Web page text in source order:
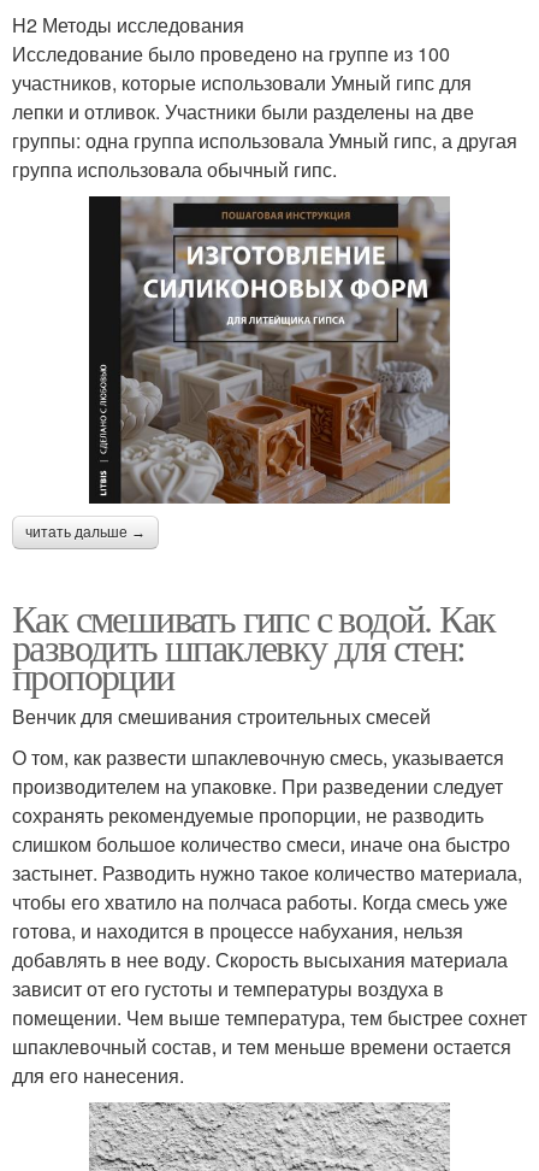
H2 Методы исследования
Исследование было проведено на группе из 100
участников, которые использовали Умный гипс для
лепки и отливок. Участники были разделены на две
группы: одна группа использовала Умный гипс, а другая
группа использовала обычный гипс.
читать дальше →
Как смешивать гипс с водой. Как
разводить шпаклевку для стен:
пропорции
Венчик для смешивания строительных смесей
О том, как развести шпаклевочную смесь, указывается
производителем на упаковке. При разведении следует
сохранять рекомендуемые пропорции, не разводить
слишком большое количество смеси, иначе она быстро
застынет. Разводить нужно такое количество материала,
чтобы его хватило на полчаса работы. Когда смесь уже
готова, и находится в процессе набухания, нельзя
добавлять в нее воду. Скорость высыхания материала
зависит от его густоты и температуры воздуха в
помещении. Чем выше температура, тем быстрее сохнет
шпаклевочный состав, и тем меньше времени остается
для его нанесения.